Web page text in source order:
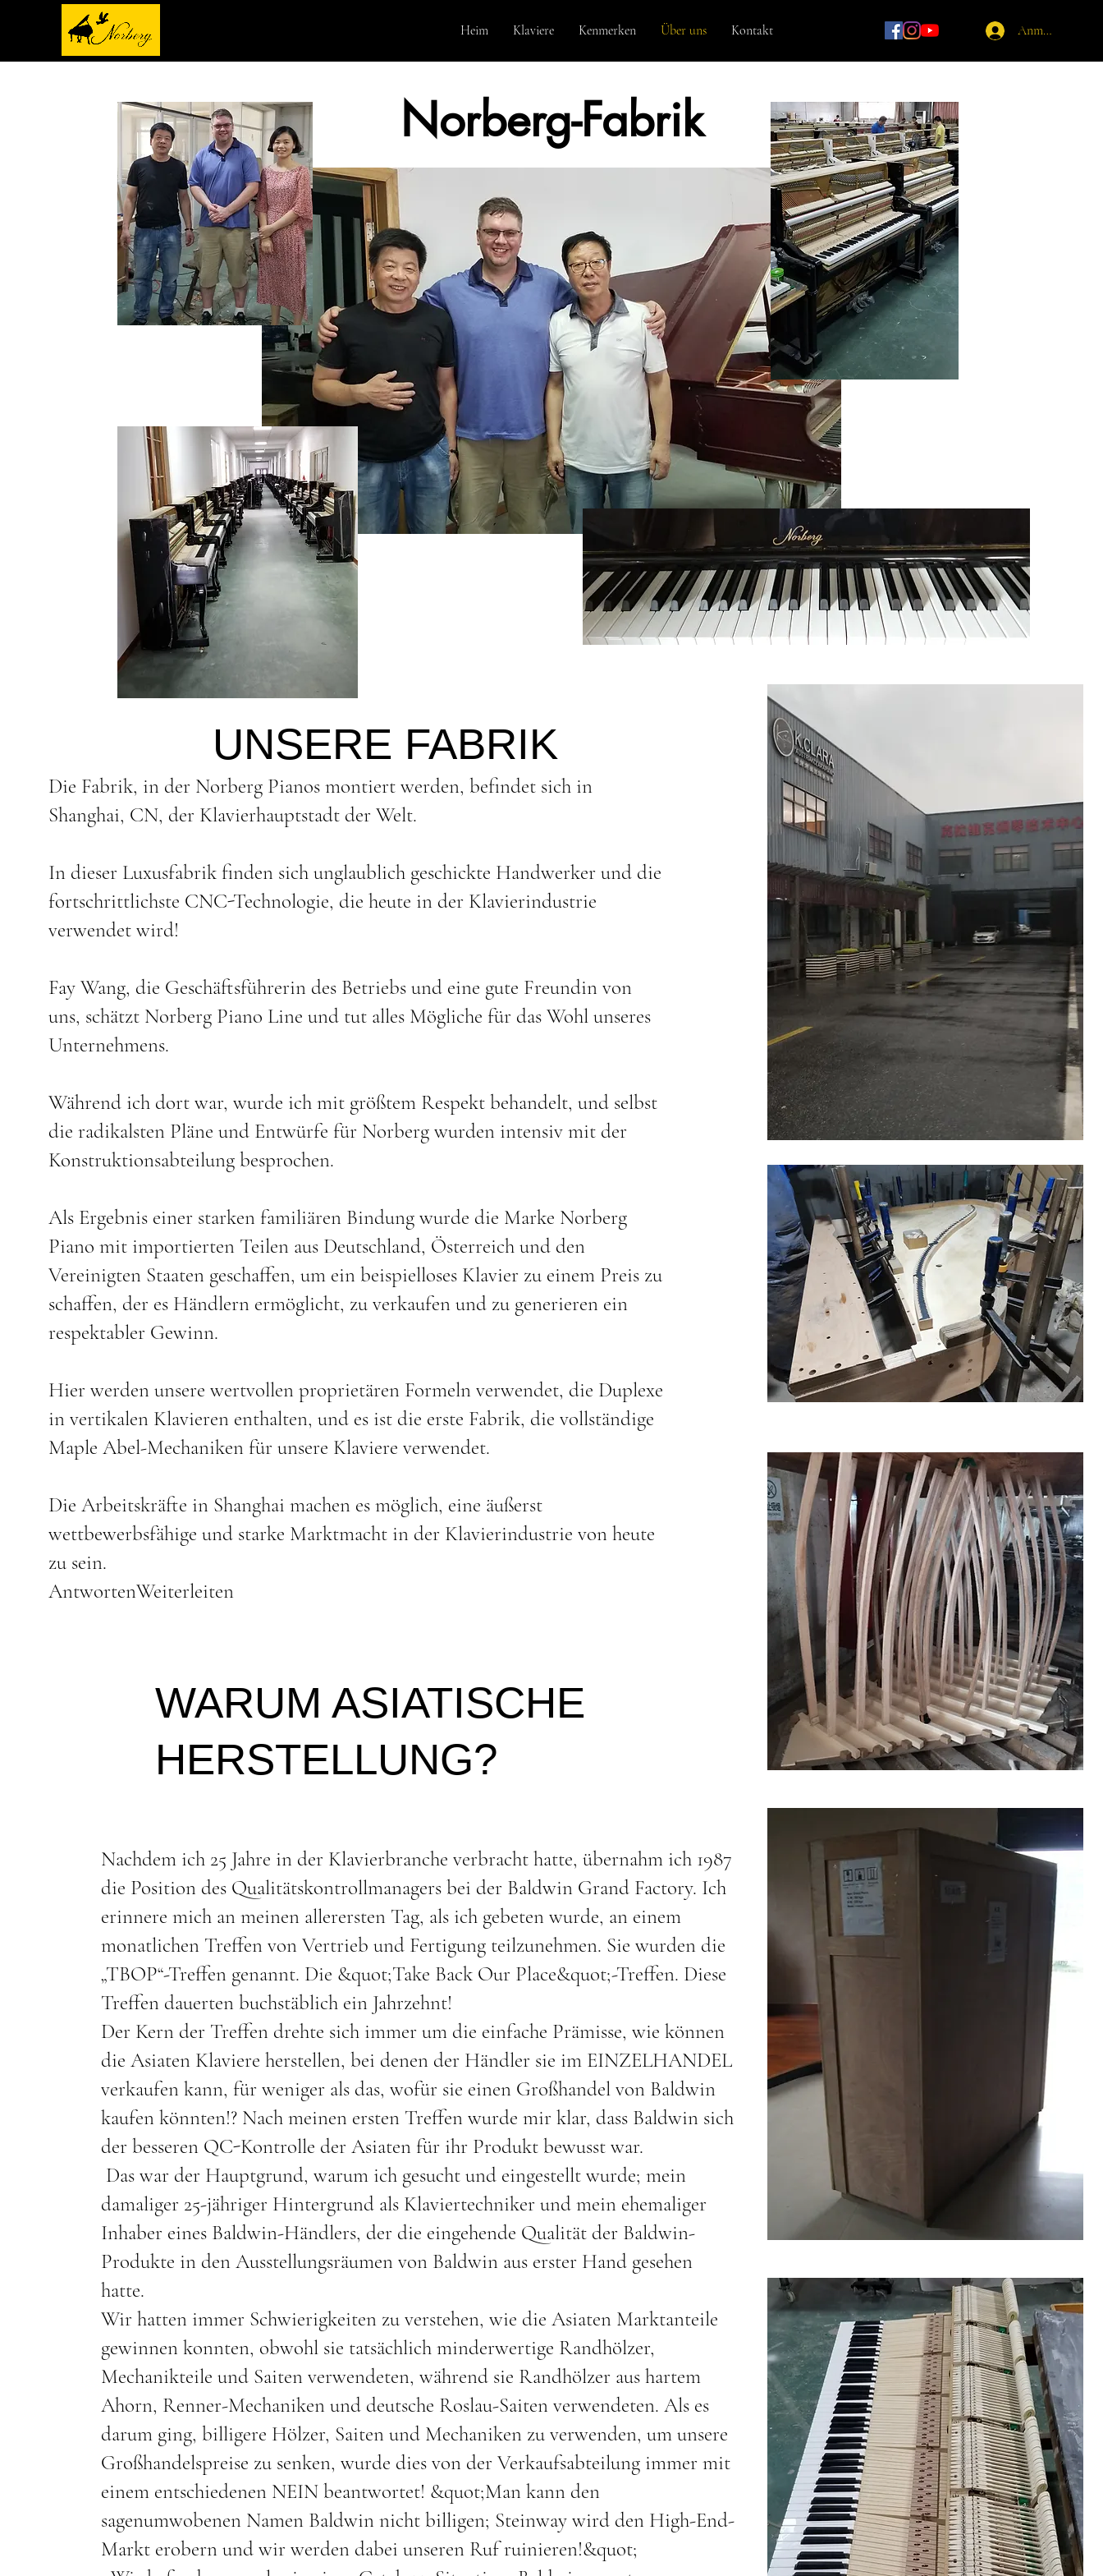
Heim Klaviere Kenmerken Über uns Kontakt Anmelden
Norberg-Fabrik
Nachdem ich 25 Jahre in der Klavierbranche verbracht hatte, übernahm ich 1987
die Position des Qualitätskontrollmanagers bei der Baldwin Grand Factory. Ich
erinnere mich an meinen allerersten Tag, als ich gebeten wurde, an einem
monatlichen Treffen von Vertrieb und Fertigung teilzunehmen. Sie wurden die
„TBOP“-Treffen genannt. Die &quot;Take Back Our Place&quot;-Treffen. Diese
Treffen dauerten buchstäblich ein Jahrzehnt!
Der Kern der Treffen drehte sich immer um die einfache Prämisse, wie können
die Asiaten Klaviere herstellen, bei denen der Händler sie im EINZELHANDEL
verkaufen kann, für weniger als das, wofür sie einen Großhandel von Baldwin
kaufen könnten!? Nach meinen ersten Treffen wurde mir klar, dass Baldwin sich
der besseren QC-Kontrolle der Asiaten für ihr Produkt bewusst war.
Das war der Hauptgrund, warum ich gesucht und eingestellt wurde; mein
damaliger 25-jähriger Hintergrund als Klaviertechniker und mein ehemaliger
Inhaber eines Baldwin-Händlers, der die eingehende Qualität der Baldwin-
Produkte in den Ausstellungsräumen von Baldwin aus erster Hand gesehen
hatte.
Wir hatten immer Schwierigkeiten zu verstehen, wie die Asiaten Marktanteile
gewinnen konnten, obwohl sie tatsächlich minderwertige Randhölzer,
Mechanikteile und Saiten verwendeten, während sie Randhölzer aus hartem
Ahorn, Renner-Mechaniken und deutsche Roslau-Saiten verwendeten. Als es
darum ging, billigere Hölzer, Saiten und Mechaniken zu verwenden, um unsere
Großhandelspreise zu senken, wurde dies von der Verkaufsabteilung immer mit
einem entschiedenen NEIN beantwortet! &quot;Man kann den
sagenumwobenen Namen Baldwin nicht billigen; Steinway wird den High-End-
Markt erobern und wir werden dabei unseren Ruf ruinieren!&quot;
WARUM ASIATISCHE
HERSTELLUNG?
Die Fabrik, in der Norberg Pianos montiert werden, befindet sich in
Shanghai, CN, der Klavierhauptstadt der Welt.
In dieser Luxusfabrik finden sich unglaublich geschickte Handwerker und die
fortschrittlichste CNC-Technologie, die heute in der Klavierindustrie
verwendet wird!
Fay Wang, die Geschäftsführerin des Betriebs und eine gute Freundin von
uns, schätzt Norberg Piano Line und tut alles Mögliche für das Wohl unseres
Unternehmens.
Während ich dort war, wurde ich mit größtem Respekt behandelt, und selbst
die radikalsten Pläne und Entwürfe für Norberg wurden intensiv mit der
Konstruktionsabteilung besprochen.
Als Ergebnis einer starken familiären Bindung wurde die Marke Norberg
Piano mit importierten Teilen aus Deutschland, Österreich und den
Vereinigten Staaten geschaffen, um ein beispielloses Klavier zu einem Preis zu
schaffen, der es Händlern ermöglicht, zu verkaufen und zu generieren ein
respektabler Gewinn.
Hier werden unsere wertvollen proprietären Formeln verwendet, die Duplexe
in vertikalen Klavieren enthalten, und es ist die erste Fabrik, die vollständige
Maple Abel-Mechaniken für unsere Klaviere verwendet.
Die Arbeitskräfte in Shanghai machen es möglich, eine äußerst
wettbewerbsfähige und starke Marktmacht in der Klavierindustrie von heute
zu sein.
AntwortenWeiterleiten
UNSERE FABRIK